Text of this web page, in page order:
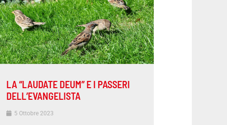
LA “LAUDATE DEUM” E I PASSERI
DELL’EVANGELISTA
5 Ottobre 2023